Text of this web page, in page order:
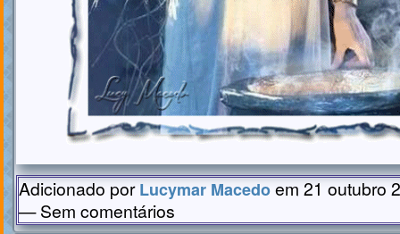
Adicionado porLucymar Macedoem 21 outubro
— Sem comentários